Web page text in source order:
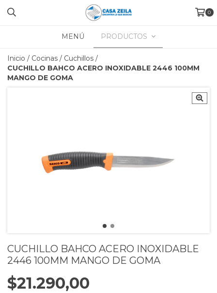
0
MENÚ PRODUCTOS
Inicio / Cocinas / Cuchillos /
CUCHILLO BAHCO ACERO INOXIDABLE 2446 100MM
MANGO DE GOMA
CUCHILLO BAHCO ACERO INOXIDABLE
2446 100MM MANGO DE GOMA
$21.290,00